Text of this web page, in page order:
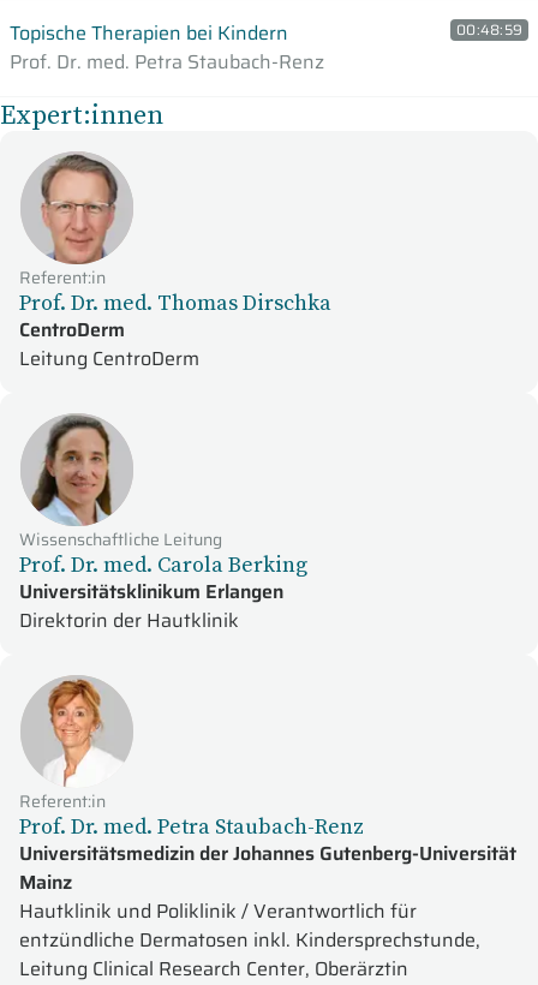
Topische Therapien bei Kindern
Prof. Dr. med. Petra Staubach-Renz
00:48:59
Expert:innen
Referent:in
Prof. Dr. med. Thomas Dirschka
CentroDerm
Leitung CentroDerm
Wissenschaftliche Leitung
Prof. Dr. med. Carola Berking
Universitätsklinikum Erlangen
Direktorin der Hautklinik
Referent:in
Prof. Dr. med. Petra Staubach-Renz
Universitätsmedizin der Johannes Gutenberg-Universität
Mainz
Hautklinik und Poliklinik / Verantwortlich für
entzündliche Dermatosen inkl. Kindersprechstunde,
Leitung Clinical Research Center, Oberärztin